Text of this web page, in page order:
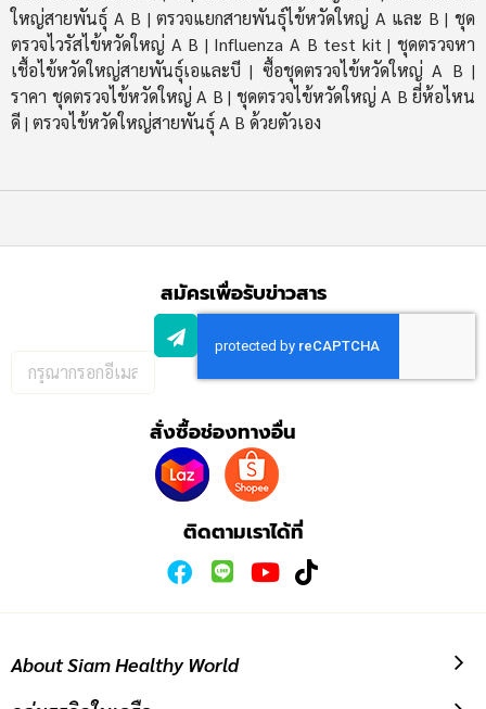
ใหญ่สายพันธุ์ A B |ตรวจแยกสายพันธุ์ไข้หวัดใหญ่ A และ B |ชุด
ตรวจไวรัสไข้หวัดใหญ่ A B | Influenza A B test kit |ชุดตรวจหา
เชื้อไข้หวัดใหญ่สายพันธุ์เอและบี | ซื้อชุดตรวจไข้หวัดใหญ่ A B |
ราคา ชุดตรวจไข้หวัดใหญ่ A B | ชุดตรวจไข้หวัดใหญ่ A B ยี่ห้อไหน
ดี | ตรวจไข้หวัดใหญ่สายพันธุ์ A B ด้วยตัวเอง
สมัครเพื่อรับข่าวสาร
กรอก
สั่งซื้อช่องทางอื่น
ติดตามเราได้ที่
About Siam Healthy World